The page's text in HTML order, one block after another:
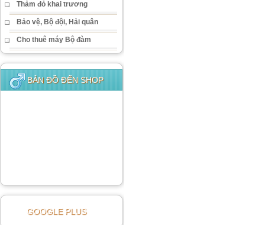
Thảm đỏ khai trương
Bảo vệ, Bộ đội, Hải quân
Cho thuê máy Bộ đàm
BẢN ĐỒ ĐẾN SHOP
GOOGLE PLUS